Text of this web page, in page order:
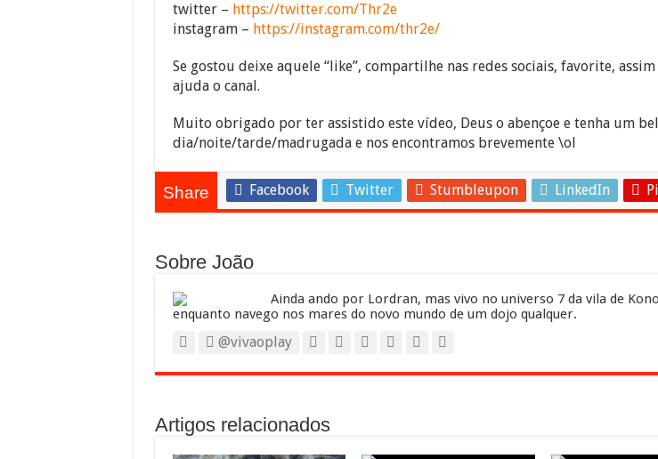
twitter – https://twitter.com/Thr2e
instagram – https://instagram.com/thr2e/
Se gostou deixe aquele “like”, compartilhe nas redes sociais, favorite, assim
ajuda o canal.
Muito obrigado por ter assistido este vídeo, Deus o abençoe e tenha um
dia/noite/tarde/madrugada e nos encontramos brevemente \ol
Share Facebook Twitter Stumbleupon LinkedIn
Sobre João
Ainda ando por Lordran, mas vivo no universo 7 da vila de
enquanto navego nos mares do novo mundo de um dojo qualquer.
@vivaoplay
Artigos relacionados